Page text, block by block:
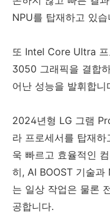
NPU를 탑재하고 있습
또 Intel Core Ultra
3050 그래픽을 결합
어난 성능을 발휘합니
2024년형 LG 그램
라 프로세서를 탑재
욱 빠르고 효율적인
히, AI BOOST 기술
는 일상 작업은 물론
공합니다.